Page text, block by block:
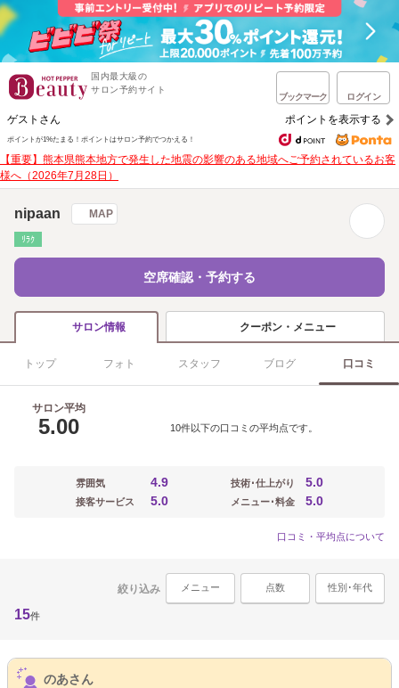
国内最大級の
サロン予約サイト
ブックマーク ログイン
ゲストさん ポイントを表示する
ポイントが1%たまる！ ポイントはサロン予約でつかえる！
【重要】熊本県熊本地方で発生した地震の影響のある地域へご予約されているお客
様へ（2026年7月28日）
nipaan MAP
ﾘﾗｸ
空席確認・予約する
サロン情報 クーポン・メニュー
トップ フォト スタッフ ブログ 口コミ
サロン平均
5.00 10件以下の口コミの平均点です。
雰囲気 4.9
接客サービス 5.0
技術･仕上がり 5.0
メニュー･料金 5.0
口コミ・平均点について
絞り込み メニュー 点数 性別･年代
15件
サロンPick Up
のあさん